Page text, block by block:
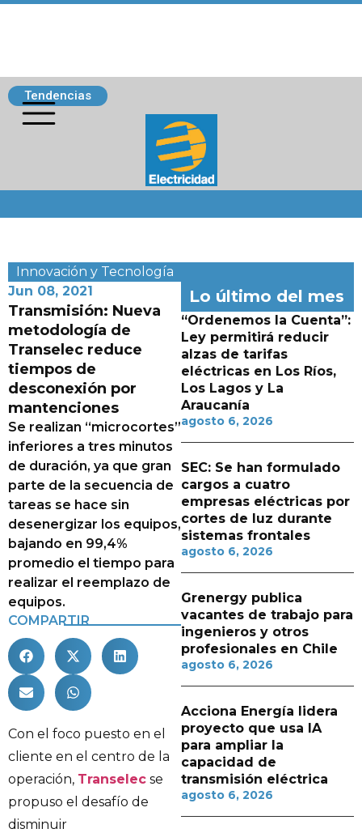
Tendencias
Innovación y Tecnología
Jun 08, 2021
Transmisión: Nueva
metodología de
Transelec reduce
tiempos de
desconexión por
mantenciones
Se realizan “microcortes”
inferiores a tres minutos
de duración, ya que gran
parte de la secuencia de
tareas se hace sin
desenergizar los equipos,
bajando en 99,4%
promedio el tiempo para
realizar el reemplazo de
equipos.
COMPARTIR
Con el foco puesto en el
cliente en el centro de la
operación, Transelec se
propuso el desafío de
disminuir
Lo último del mes
“Ordenemos la Cuenta”:
Ley permitirá reducir
alzas de tarifas
eléctricas en Los Ríos,
Los Lagos y La
Araucanía
agosto 6, 2026
SEC: Se han formulado
cargos a cuatro
empresas eléctricas por
cortes de luz durante
sistemas frontales
agosto 6, 2026
Grenergy publica
vacantes de trabajo para
ingenieros y otros
profesionales en Chile
agosto 6, 2026
Acciona Energía lidera
proyecto que usa IA
para ampliar la
capacidad de
transmisión eléctrica
agosto 6, 2026